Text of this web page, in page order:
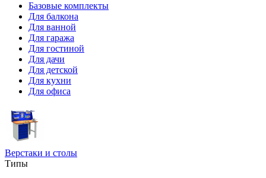
Базовые комплекты
Для балкона
Для ванной
Для гаража
Для гостиной
Для дачи
Для детской
Для кухни
Для офиса
Верстаки и столы
Типы